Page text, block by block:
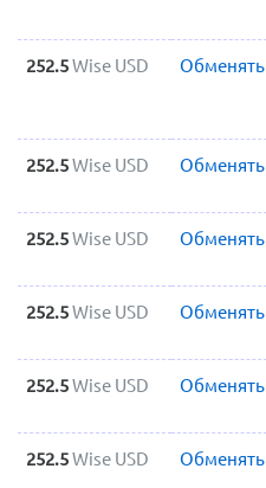
252.5Wise USD Обменять
252.5Wise USD Обменять
252.5Wise USD Обменять
252.5Wise USD Обменять
252.5Wise USD Обменять
252.5Wise USD Обменять